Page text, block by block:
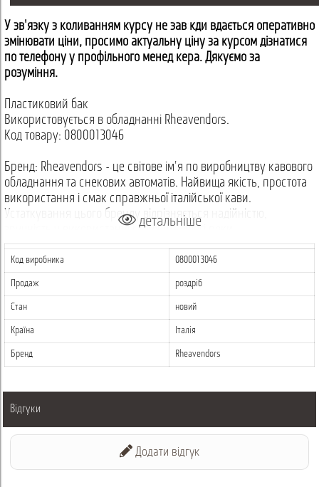
У зв'язку з коливанням курсу не завжди вдається оперативно
змінювати ціни, просимо актуальну ціну за курсом дізнатися
по телефону у профільного менеджера. Дякуємо за
розуміння.
Пластиковий бак
Використовується в обладнанні Rheavendors.
Код товару: 0800013046
Бренд: Rheavendors - це світове ім'я по виробництву кавового
обладнання та снекових автоматів. Найвища якість, простота
використання і смак справжньої італійської кави.
Устаткування цього бренду відрізняється надійністю,
зручність у використанні і служить довгі роки.
детальніше
Код виробника 0800013046
Продаж роздріб
Стан новий
Країна Італія
Бренд Rheavendors
Відгуки
Додати відгук